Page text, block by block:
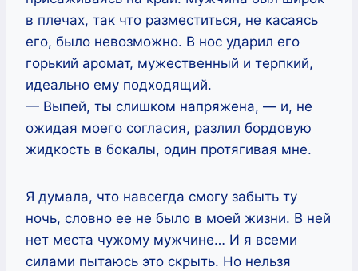
в плечах, так что разместиться, не касаясь
его, было невозможно. В нос ударил его
горький аромат, мужественный и терпкий,
идеально ему подходящий.
— Выпей, ты слишком напряжена, — и, не
ожидая моего согласия, разлил бордовую
жидкость в бокалы, один протягивая мне.
Я думала, что навсегда смогу забыть ту
ночь, словно ее не было в моей жизни. В ней
нет места чужому мужчине… И я всеми
силами пытаюсь это скрыть. Но нельзя